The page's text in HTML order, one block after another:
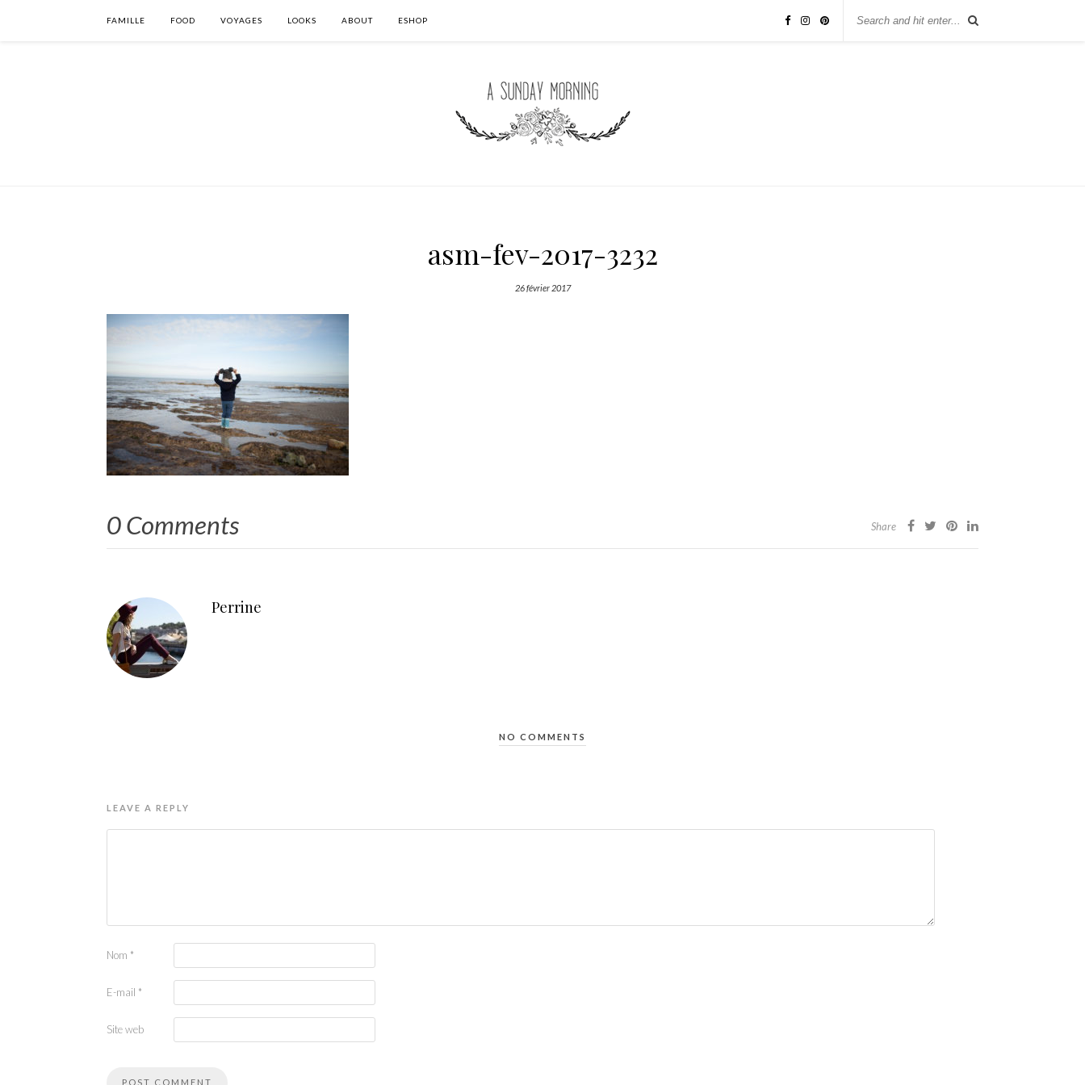
FAMILLE FOOD VOYAGES LOOKS ABOUT ESHOP
asm-fev-2017-3232
26 février 2017
0 Comments Share
Perrine
NO COMMENTS
LEAVE A REPLY
Nom *
E-mail *
Site web